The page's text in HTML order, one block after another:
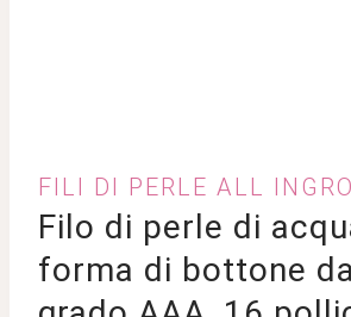
FILI DI PERLE ALL
Filo di perle di
forma di bottone